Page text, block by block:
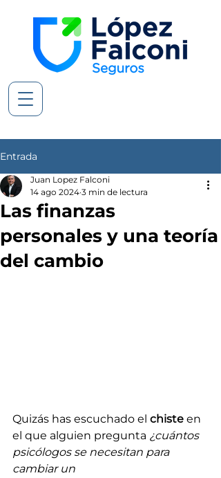
Entrada
Las finanzas
personales y una teoría
del cambio
Juan Lopez Falconi
14 ago 2024 3 min de lectura
Quizás has escuchado el chiste en
el que alguien pregunta ¿cuántos
psicólogos se necesitan para
cambiar un